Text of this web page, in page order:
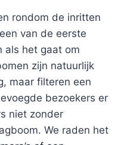
rondom de inritten
van de eerste
als het gaat om
zijn natuurlijk
maar filteren een
bezoekers er
niet zonder
We raden het